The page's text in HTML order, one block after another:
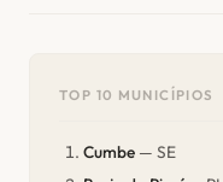
TOP 10 MUNICÍPIOS
Cumbe — SE